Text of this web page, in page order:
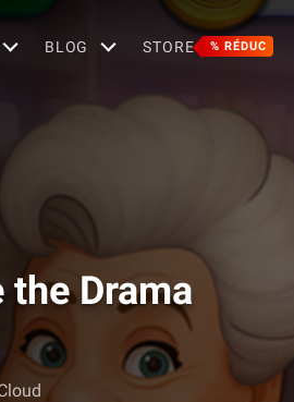
BLOG STORE % RÉDUC
Drama